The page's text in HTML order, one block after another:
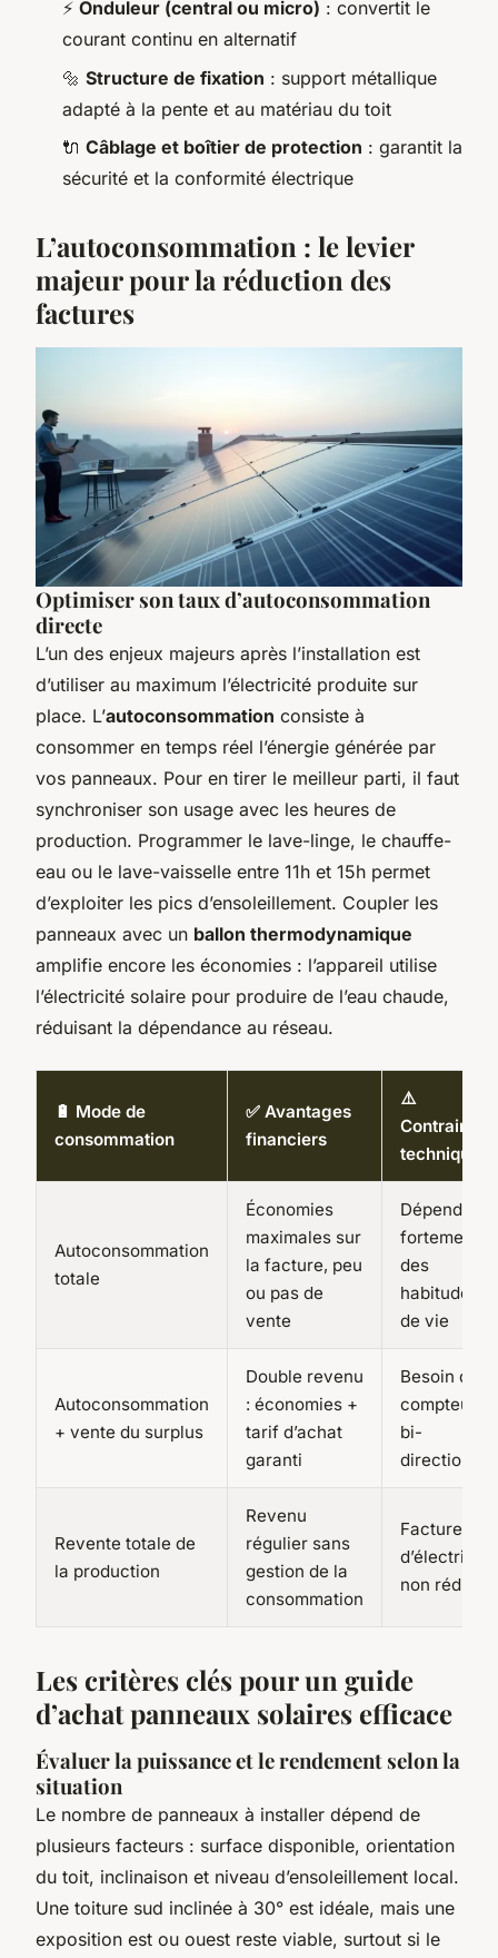
⚡ Onduleur (central ou micro) : convertit le
courant continu en alternatif
🔩 Structure de fixation : support métallique
adapté à la pente et au matériau du toit
🔌 Câblage et boîtier de protection : garantit la
sécurité et la conformité électrique
L’autoconsommation : le levier
majeur pour la réduction des
factures
Optimiser son taux d’autoconsommation
directe
L’un des enjeux majeurs après l’installation est
d’utiliser au maximum l’électricité produite sur
place. L’autoconsommation consiste à
consommer en temps réel l’énergie générée par
vos panneaux. Pour en tirer le meilleur parti, il faut
synchroniser son usage avec les heures de
production. Programmer le lave-linge, le chauffe-
eau ou le lave-vaisselle entre 11h et 15h permet
d’exploiter les pics d’ensoleillement. Coupler les
panneaux avec un ballon thermodynamique
amplifie encore les économies : l’appareil utilise
l’électricité solaire pour produire de l’eau chaude,
réduisant la dépendance au réseau.
🔋 Mode de
consommation
✅ Avantages
financiers
⚠️
Contraintes
techniques
Autoconsommation
totale
Économies
maximales sur
la facture, peu
ou pas de
vente
Dépend
fortement
des
habitudes
de vie
Autoconsommation
+ vente du surplus
Double revenu
: économies +
tarif d’achat
garanti
Besoin d’un
compteur
bi-
directionnel
Revente totale de
la production
Revenu
régulier sans
gestion de la
consommation
Facture
d’électricité
non réduite
Les critères clés pour un guide
d’achat panneaux solaires efficace
Évaluer la puissance et le rendement selon la
situation
Le nombre de panneaux à installer dépend de
plusieurs facteurs : surface disponible, orientation
du toit, inclinaison et niveau d’ensoleillement local.
Une toiture sud inclinée à 30° est idéale, mais une
exposition est ou ouest reste viable, surtout si le